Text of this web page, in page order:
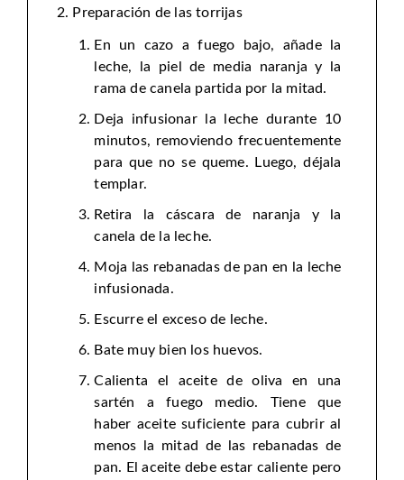
Preparación de las torrijas
En un cazo a fuego bajo, añade la
leche, la piel de media naranja y la
rama de canela partida por la mitad.
Deja infusionar la leche durante 10
minutos, removiendo frecuentemente
para que no se queme. Luego, déjala
templar.
Retira la cáscara de naranja y la
canela de la leche.
Moja las rebanadas de pan en la leche
infusionada.
Escurre el exceso de leche.
Bate muy bien los huevos.
Calienta el aceite de oliva en una
sartén a fuego medio. Tiene que
haber aceite suficiente para cubrir al
menos la mitad de las rebanadas de
pan. El aceite debe estar caliente pero